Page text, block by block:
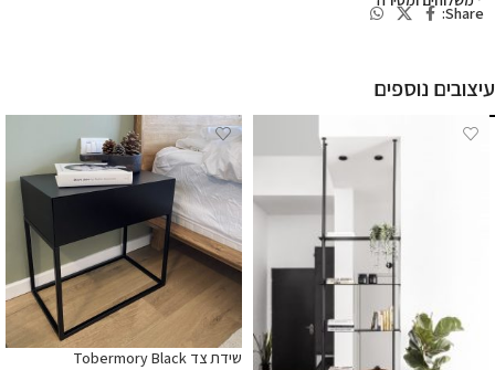
Share:
עיצובים נוספים
שידת צד Tobermory Black